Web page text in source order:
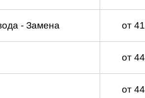
- Замена от
от
от